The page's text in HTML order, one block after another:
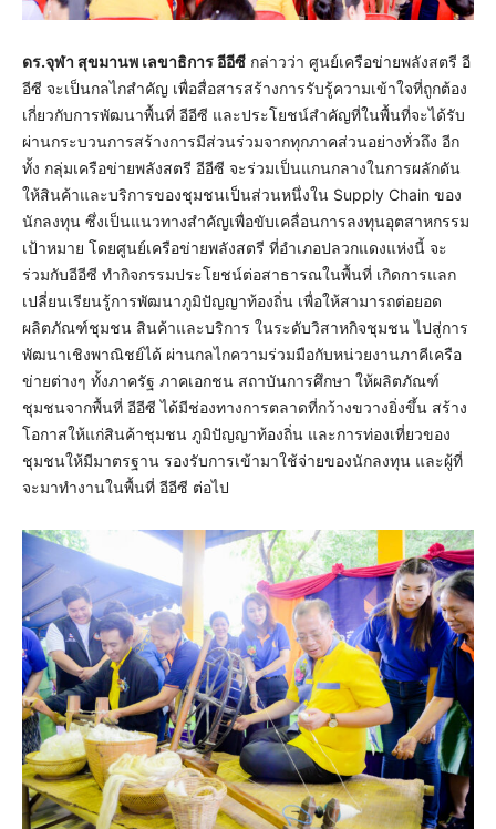
ดร.จุฬา สุขมานพ เลขาธิการ อีอีซี กล่าวว่า ศูนย์เครือข่ายพลังสตรี อี
อีซี จะเป็นกลไกสำคัญ เพื่อสื่อสารสร้างการรับรู้ความเข้าใจที่ถูกต้อง
เกี่ยวกับการพัฒนาพื้นที่ อีอีซี และประโยชน์สำคัญที่ในพื้นที่จะได้รับ
ผ่านกระบวนการสร้างการมีส่วนร่วมจากทุกภาคส่วนอย่างทั่วถึง อีก
ทั้ง กลุ่มเครือข่ายพลังสตรี อีอีซี จะร่วมเป็นแกนกลางในการผลักดัน
ให้สินค้าและบริการของชุมชนเป็นส่วนหนึ่งใน Supply Chain ของ
นักลงทุน ซึ่งเป็นแนวทางสำคัญเพื่อขับเคลื่อนการลงทุนอุตสาหกรรม
เป้าหมาย โดยศูนย์เครือข่ายพลังสตรี ที่อำเภอปลวกแดงแห่งนี้ จะ
ร่วมกับอีอีซี ทำกิจกรรมประโยชน์ต่อสาธารณในพื้นที่ เกิดการแลก
เปลี่ยนเรียนรู้การพัฒนาภูมิปัญญาท้องถิ่น เพื่อให้สามารถต่อยอด
ผลิตภัณฑ์ชุมชน สินค้าและบริการ ในระดับวิสาหกิจชุมชน ไปสู่การ
พัฒนาเชิงพาณิชย์ได้ ผ่านกลไกความร่วมมือกับหน่วยงานภาคีเครือ
ข่ายต่างๆ ทั้งภาครัฐ ภาคเอกชน สถาบันการศึกษา ให้ผลิตภัณฑ์
ชุมชนจากพื้นที่ อีอีซี ได้มีช่องทางการตลาดที่กว้างขวางยิ่งขึ้น สร้าง
โอกาสให้แก่สินค้าชุมชน ภูมิปัญญาท้องถิ่น และการท่องเที่ยวของ
ชุมชนให้มีมาตรฐาน รองรับการเข้ามาใช้จ่ายของนักลงทุน และผู้ที่
จะมาทำงานในพื้นที่ อีอีซี ต่อไป